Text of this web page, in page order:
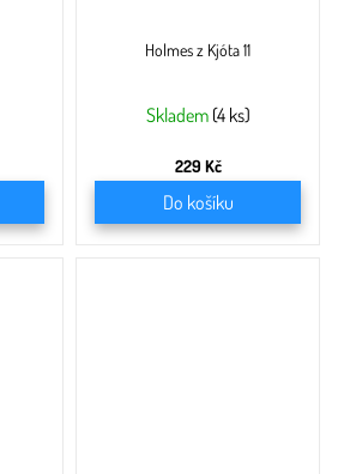
Holmes z Kjóta 11
Skladem (4 ks)
229 Kč
Do košíku